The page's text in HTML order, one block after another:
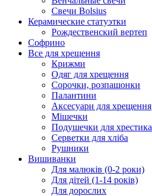
Свечи Bolsius
Керамические статуэтки
Рождественский вертеп
Софрино
Все для хрещення
Крижми
Одяг для хрещення
Сорочки, розпашонки
Палантини
Аксесуари для хрещення
Мішечки
Подушечки для хрестика
Серветки для хліба
Рушники
Вишиванки
Для малюків (0-2 роки)
Для дітей (1-14 років)
Для дорослих